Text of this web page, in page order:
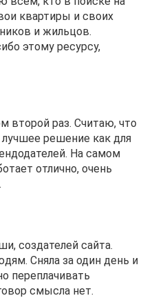
квартиры и своих
и жильцов.
этому ресурсу,
второй раз. Считаю, что
решение как для
На самом
отлично, очень
создателей сайта.
Сняла за один день и
переплачивать
смысла нет.